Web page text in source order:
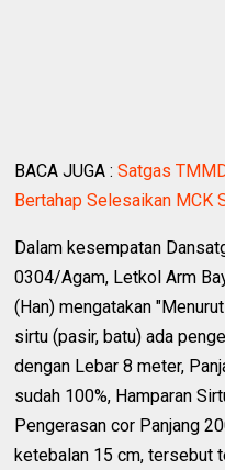
BACA JUGA :Satgas
Bertahap Selesaikan MCK
Dalam kesempatan
0304/Agam, Letkol Arm
(Han) mengatakan
sirtu (pasir, batu) ada
dengan Lebar 8 meter,
sudah 100%, Hamparan
Pengerasan cor Panjang
ketebalan 15 cm, tersebut